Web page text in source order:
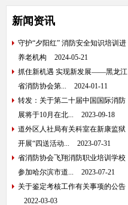
新闻资讯
守护“夕阳红” 消防安全知识培训进
养老机构
2024-05-21
抓住新机遇 实现新发展——黑龙江
省消防协会第...
2024-01-11
转发：关于第二十届中国国际消防
展将于10月在北...
2023-09-18
道外区人社局有关科室在新康监狱
开展“四送活动...
2023-07-31
省消防协会飞翔消防职业培训学校
参加哈尔滨市道...
2023-07-21
关于鉴定考核工作有关事项的公告
2022-03-03